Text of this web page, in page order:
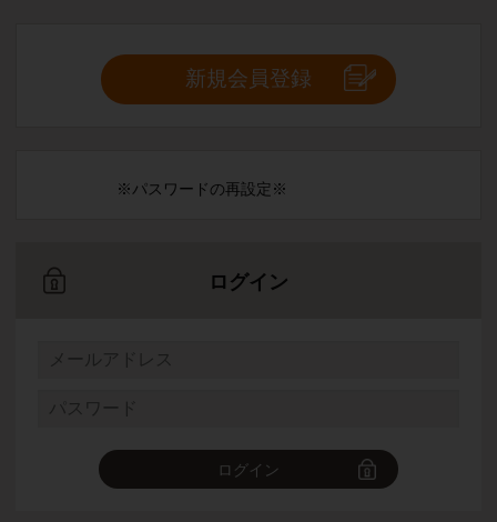
新規会員登録
※パスワードの再設定※
ログイン
ログイン